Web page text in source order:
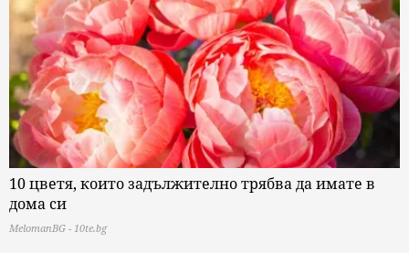
10 цветя, които задължително трябва да имате в
дома си
MelomanBG - 10te.bg